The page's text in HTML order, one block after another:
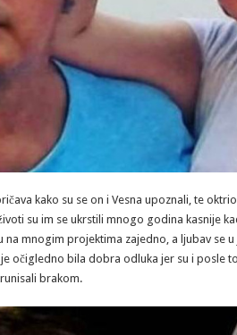
kako su se on i Vesna upoznali, te
su im se ukrstili mnogo godina kasnije
na mnogim projektima zajedno, a ljubav se
očigledno bila dobra odluka jer su i posle
brakom.